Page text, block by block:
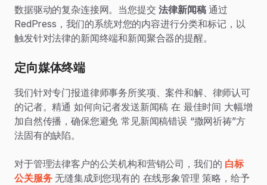
数据驱动的复杂连接网。当您提交法律新闻稿通过
RedPress，我们的系统对您的内容进行分类和标记，以
触发针对法律的新闻终端和新闻聚合器的提醒。
定向媒体终端
我们针对专门报道律师事务所奖项、案件和解、律师认可
的记者。精通 如何向记者发送新闻稿 在 最佳时间 大幅增
加自然传播，确保您避免 常见新闻稿错误 “撒网祈祷”方
法固有的缺陷。
对于管理法律客户的公关机构和营销公司，我们的 白标
公关服务无缝集成到您现有的 在线形象管理 策略，给予